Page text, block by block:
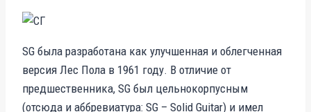
SG была разработана как улучшенная и облегченная
версия Лес Пола в 1961 году. В отличие от
предшественника, SG был цельнокорпусным
(отсюда и аббревиатура: SG – Solid Guitar) и имел